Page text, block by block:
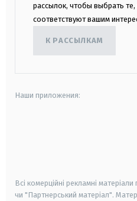
рассылок, чтобы выбрать
соответствуют вашим
К РАССЫЛКАМ
Наши приложения:
Всі комерційні рекламні
чи "Партнерський матеріал".